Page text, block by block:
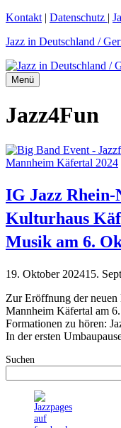
Zum
springen
Kontakt | Datenschutz |
Jazz in Deutschland /
Menü
Jazz4Fun
IG Jazz Rhein-
Kulturhaus
Musik am 6.
19. Oktober 202415.
Zur Eröffnung der
Mannheim Käfertal am
Formationen zu hören:
In der ersten
Suchen